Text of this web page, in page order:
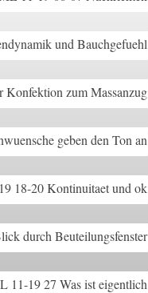
und Bauchgefuehl
zum Massanzug
geben den Ton an
18-20 Kontinuitaet und ok
durch Beuteilungsfenster
11-19 27 Was ist eigentlich